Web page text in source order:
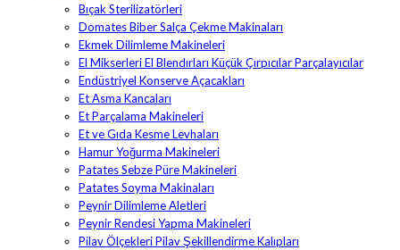
Bıçak Sterilizatörleri
Domates Biber Salça Çekme Makinaları
Ekmek Dilimleme Makineleri
El Mikserleri El Blendırları Küçük Çırpıcılar Parçalayıcılar
Endüstriyel Konserve Açacakları
Et Asma Kancaları
Et Parçalama Makineleri
Et ve Gıda Kesme Levhaları
Hamur Yoğurma Makineleri
Patates Sebze Püre Makineleri
Patates Soyma Makinaları
Peynir Dilimleme Aletleri
Peynir Rendesi Yapma Makineleri
Pilav Ölçekleri Pilav Şekillendirme Kalıpları